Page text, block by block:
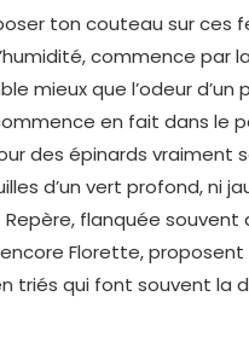
ton couteau sur ces
commence par
mieux que l’odeur d’un
en fait dans le
des épinards vraiment
d’un vert profond, ni
Repère, flanquée
Florette,
triés qui font souvent la